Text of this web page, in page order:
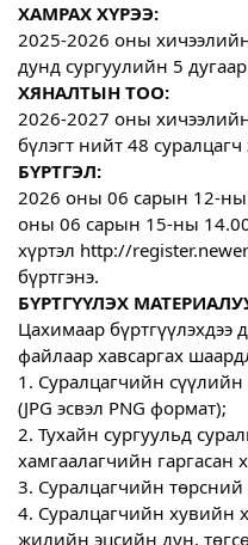
ХАМРАХ ХҮРЭЭ:
2025-2026 оны
дунд сургуулийн 5
ХЯНАЛТЫН ТОО:
2026-2027 оны
бүлэгт нийт 48 суралцагч
БҮРТГЭЛ:
2026 оны 06 сарын 12-ны
оны 06 сарын 15-ны
хүртэл http://
бүртгэнэ.
БҮРТГҮҮЛЭХ
Цахимаар бүртгүүлэхдээ
файлаар хавсаргах
1. Суралцагчийн сүүлийн
(JPG эсвэл PNG формат);
2. Тухайн сургуульд
хамгаалагчийн гаргасан
3. Суралцагчийн төрсний
4. Суралцагчийн хувийн
жилийн эцсийн дүн,